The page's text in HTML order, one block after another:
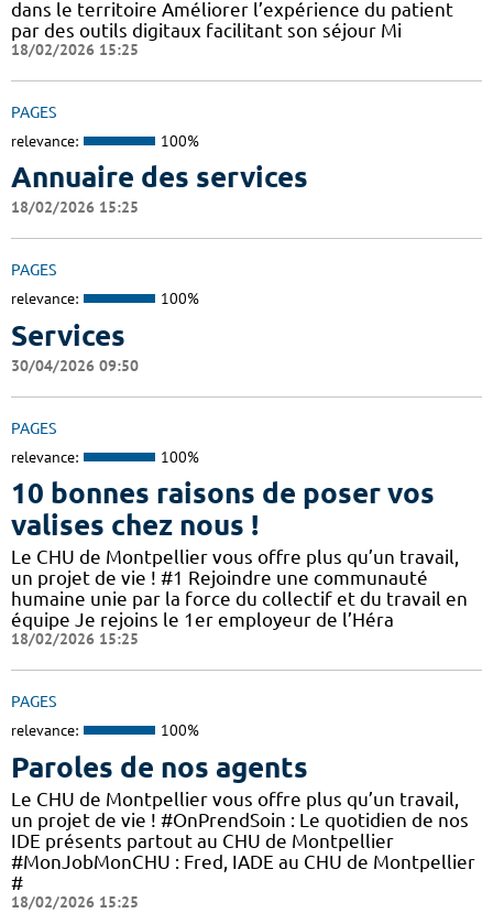
dans le territoire Améliorer l’expérience du patient
par des outils digitaux facilitant son séjour Mi
18/02/2026 15:25
PAGES
relevance: 100%
Annuaire des services
18/02/2026 15:25
PAGES
relevance: 100%
Services
30/04/2026 09:50
PAGES
relevance: 100%
10 bonnes raisons de poser vos
valises chez nous !
Le CHU de Montpellier vous offre plus qu’un travail,
un projet de vie ! #1 Rejoindre une communauté
humaine unie par la force du collectif et du travail en
équipe Je rejoins le 1er employeur de l’Héra
18/02/2026 15:25
PAGES
relevance: 100%
Paroles de nos agents
Le CHU de Montpellier vous offre plus qu’un travail,
un projet de vie ! #OnPrendSoin : Le quotidien de nos
IDE présents partout au CHU de Montpellier
#MonJobMonCHU : Fred, IADE au CHU de Montpellier
#
18/02/2026 15:25